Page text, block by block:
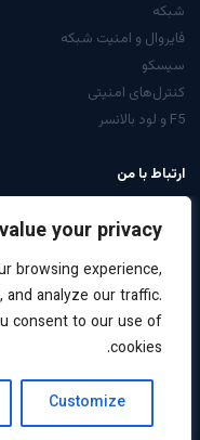
your privacy
browsing experience,
analyze our traffic.
consent to our use of
cookies.
Customize
شبکه
فایروال و امنیت شبکه
سیسکو
کنترل‌های امنیتی
F5 و لود بالانسر
ارتباط با من
LinkedIn: arabiyan
درخواست مشاوره
کلیه حقوق این سایت برای